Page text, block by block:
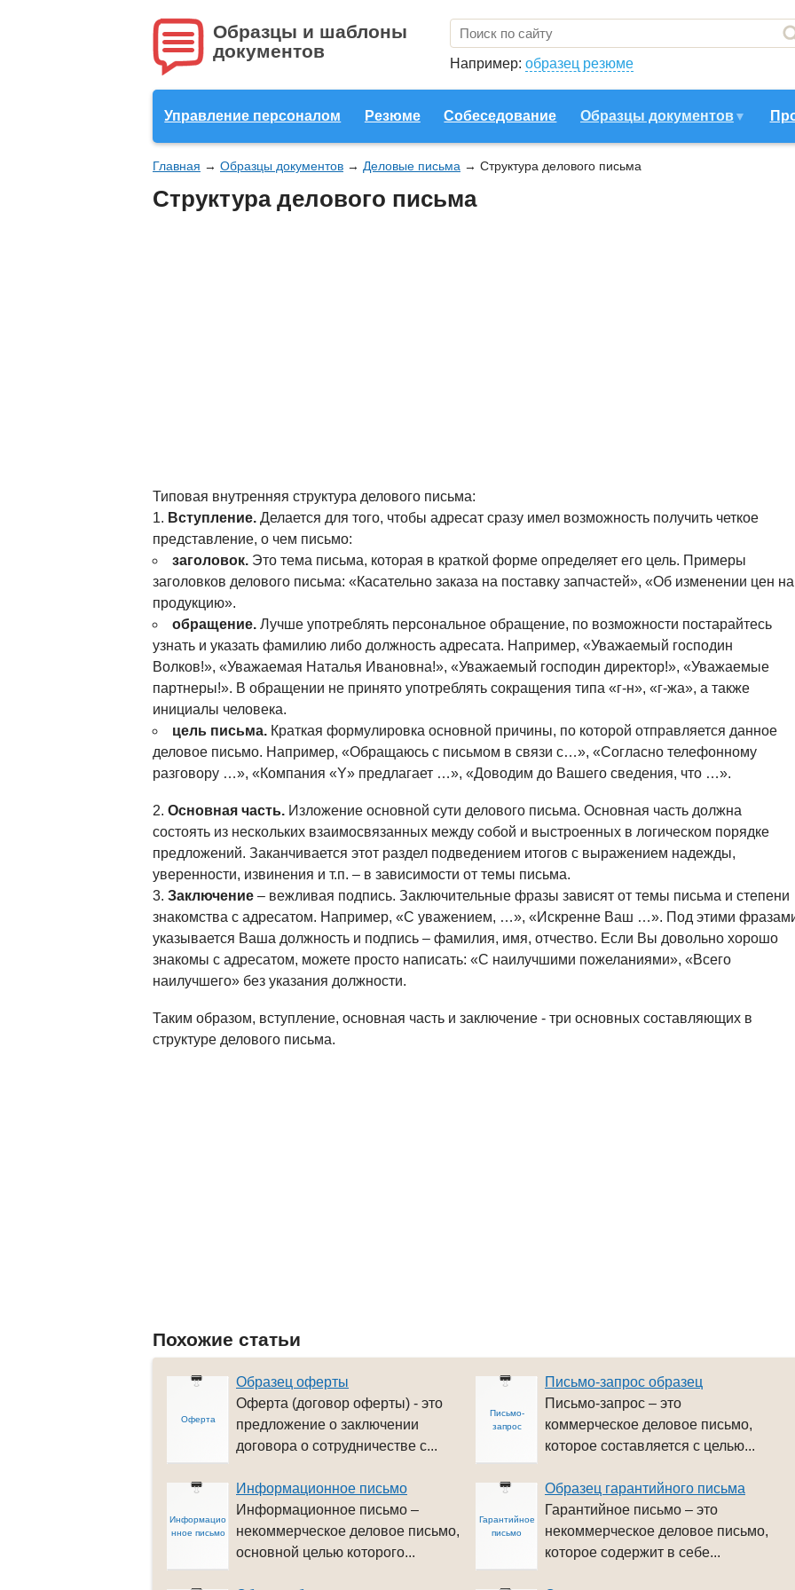
Образцы и шаблоны
документов
Например: образец резюме
Управление персоналом Резюме Собеседование Образцы документов
Главная → Образцы документов → Деловые письма → Структура делового письма
Структура делового письма
Типовая внутренняя структура делового письма:
Вступление. Делается для того, чтобы адресат сразу имел возможность получить четкое
представление, о чем письмо:
заголовок. Это тема письма, которая в краткой форме определяет его цель. Примеры
заголовков делового письма: «Касательно заказа на поставку запчастей», «Об изменении цен на
продукцию».
обращение. Лучше употреблять персональное обращение, по возможности постарайтесь
узнать и указать фамилию либо должность адресата. Например, «Уважаемый господин
Волков!», «Уважаемая Наталья Ивановна!», «Уважаемый господин директор!», «Уважаемые
партнеры!». В обращении не принято употреблять сокращения типа «г-н», «г-жа», а также
инициалы человека.
цель письма. Краткая формулировка основной причины, по которой отправляется данное
деловое письмо. Например, «Обращаюсь с письмом в связи с…», «Согласно телефонному
разговору …», «Компания «Y» предлагает …», «Доводим до Вашего сведения, что …».
Основная часть. Изложение основной сути делового письма. Основная часть должна
состоять из нескольких взаимосвязанных между собой и выстроенных в логическом порядке
предложений. Заканчивается этот раздел подведением итогов с выражением надежды,
уверенности, извинения и т.п. – в зависимости от темы письма.
Заключение – вежливая подпись. Заключительные фразы зависят от темы письма и степени
знакомства с адресатом. Например, «С уважением, …», «Искренне Ваш …». Под этими
указывается Ваша должность и подпись – фамилия, имя, отчество. Если Вы довольно хорошо
знакомы с адресатом, можете просто написать: «С наилучшими пожеланиями», «Всего
наилучшего» без указания должности.
Таким образом, вступление, основная часть и заключение - три основных составляющих в
структуре делового письма.
Похожие статьи
Оферта
Образец оферты
Оферта (договор оферты) - это
предложение о заключении
договора о сотрудничестве с...
Письмо-
запрос
Письмо-запрос образец
Письмо-запрос – это
коммерческое деловое письмо,
которое составляется с целью...
Информацио
нное письмо
Информационное письмо
Информационное письмо –
некоммерческое деловое письмо,
основной целью которого...
Гарантийное
письмо
Образец гарантийного письма
Гарантийное письмо – это
некоммерческое деловое письмо,
которое содержит в себе...